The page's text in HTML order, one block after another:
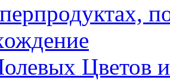
Цветов